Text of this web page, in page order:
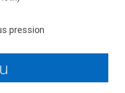
pression